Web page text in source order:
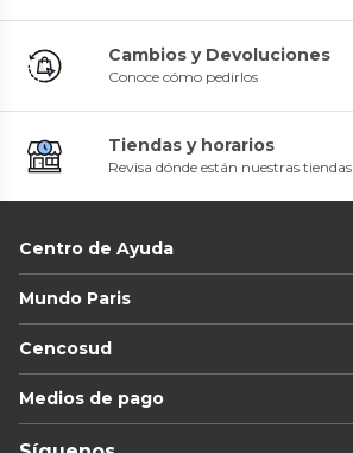
Cambios y Devoluciones
Conoce cómo pedirlos
Tiendas y horarios
Revisa dónde están nuestras tiendas
Centro de Ayuda
Mundo Paris
Cencosud
Medios de pago